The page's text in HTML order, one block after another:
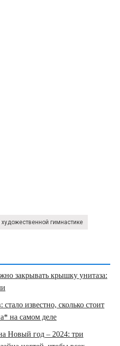
гимнастике
закрывать крышку унитаза:
известно, сколько стоит
на самом деле
Новый год – 2024: три